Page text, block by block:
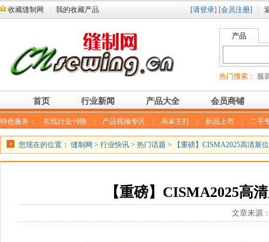
收藏缝制网 我的收藏产品 [请登录] [会员注册]
产品
热门搜索： 服
首页 行业新闻 产品大全 会员商铺
特色服务： 在线行业刊物 产品视频专区 商家主打 新品上市 二手
您现在的位置： 缝制网 > 行业快讯 > 热门话题 > 【重磅】CISMA2025高清展
【重磅】CISMA2025高
文章来源